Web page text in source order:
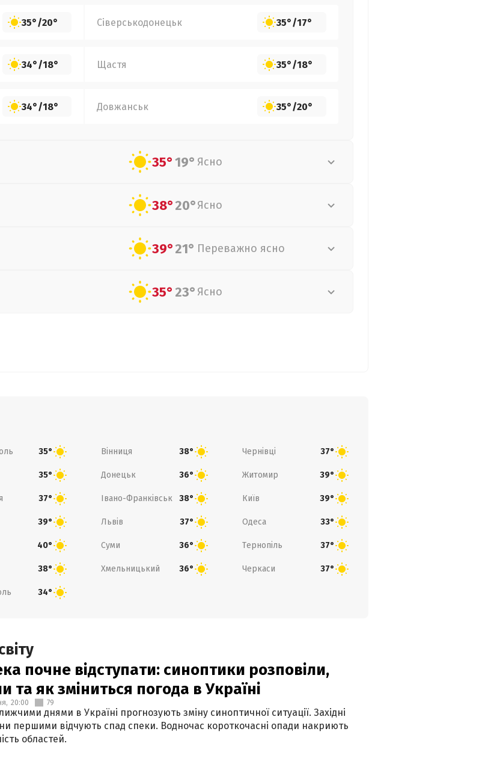
35°/20° Сіверськодонецьк 35°/17°
34°/18° Щастя 35°/18°
34°/18° Довжанськ 35°/20°
35°19° Ясно
38°20°Ясно
39°21° Переважно ясно
35°23° Ясно
35° Вінниця 38° Чернівці 37°
35° Донецьк 36° Житомир 39°
37° Івано-Франківськ 38° Київ 39°
39° Львів 37° Одеса 33°
40° Суми 36° Тернопіль 37°
38° Хмельницький 36° Черкаси 37°
34°
почне відступати: синоптики розповіли,
та як зміниться погода в Україні
20:00 79
днями в Україні прогнозують зміну синоптичної ситуації. Західні
першими відчують спад спеки. Водночас короткочасні опади накриють
областей.